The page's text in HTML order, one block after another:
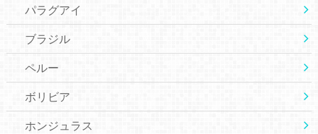
パラグアイ
ブラジル
ペルー
ボリビア
ホンジュラス